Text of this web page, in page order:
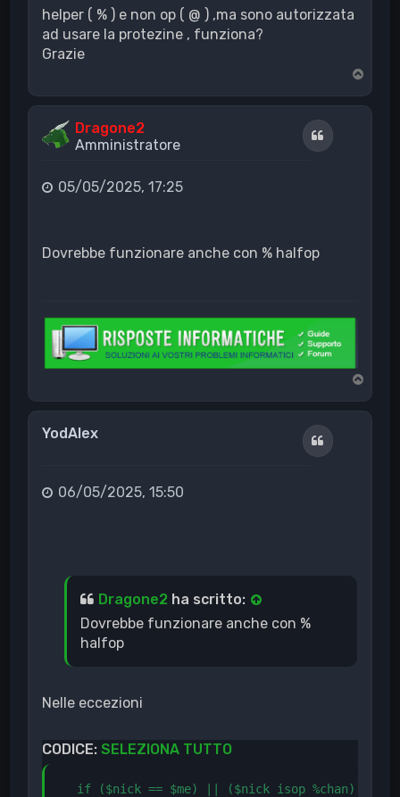
helper ( % ) e non op ( @ ) ,ma sono autorizzata
ad usare la protezine , funziona?
Grazie
o
p
Dragone2
Amministratore
Cita
05/05/2025, 17:25
Dovrebbe funzionare anche con % halfop
o
p
YodAlex
Cita
06/05/2025, 15:50
Dragone2 ha scritto:
Dovrebbe funzionare anche con %
halfop
Nelle eccezioni
CODICE:SELEZIONA TUTTO
if ($nick == $me) || ($nick isop %chan) {